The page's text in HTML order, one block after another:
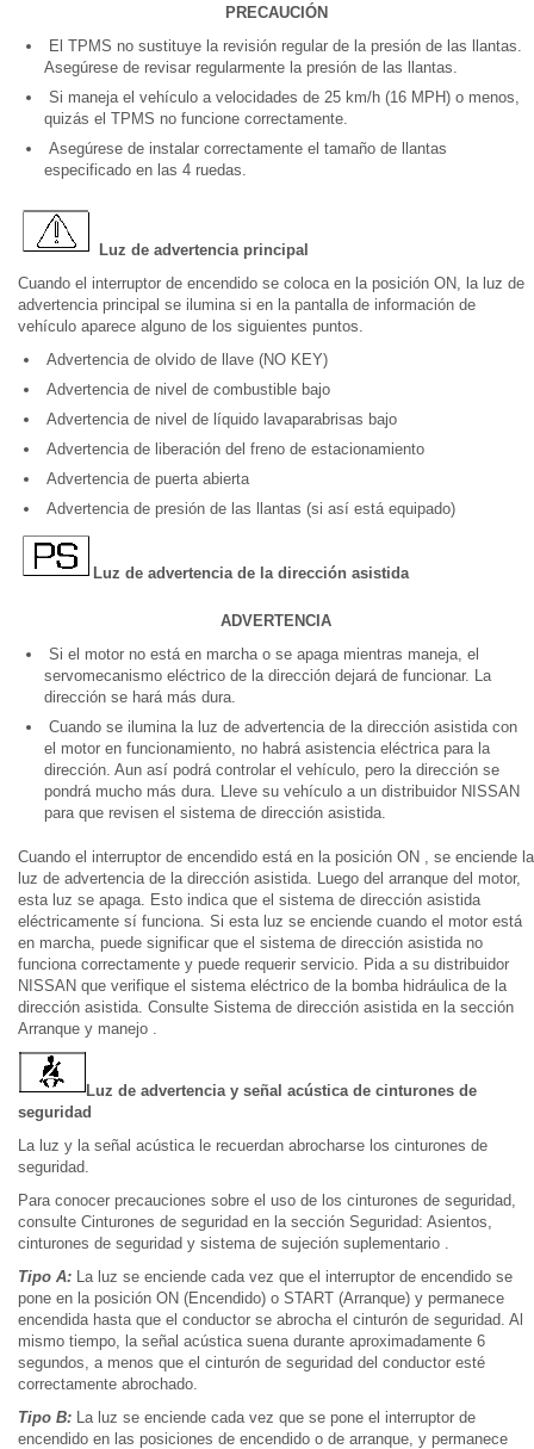
PRECAUCIÓN
El TPMS no sustituye la revisión regular de la presión de las llantas.
Asegúrese de revisar regularmente la presión de las llantas.
Si maneja el vehículo a velocidades de 25 km/h (16 MPH) o menos,
quizás el TPMS no funcione correctamente.
Asegúrese de instalar correctamente el tamaño de llantas
especificado en las 4 ruedas.
Luz de advertencia principal
Cuando el interruptor de encendido se coloca en la posición ON, la luz de
advertencia principal se ilumina si en la pantalla de información de
vehículo aparece alguno de los siguientes puntos.
Advertencia de olvido de llave (NO KEY)
Advertencia de nivel de combustible bajo
Advertencia de nivel de líquido lavaparabrisas bajo
Advertencia de liberación del freno de estacionamiento
Advertencia de puerta abierta
Advertencia de presión de las llantas (si así está equipado)
Luz de advertencia de la dirección asistida
ADVERTENCIA
Si el motor no está en marcha o se apaga mientras maneja, el
servomecanismo eléctrico de la dirección dejará de funcionar. La
dirección se hará más dura.
Cuando se ilumina la luz de advertencia de la dirección asistida con
el motor en funcionamiento, no habrá asistencia eléctrica para la
dirección. Aun así podrá controlar el vehículo, pero la dirección se
pondrá mucho más dura. Lleve su vehículo a un distribuidor NISSAN
para que revisen el sistema de dirección asistida.
Cuando el interruptor de encendido está en la posición ON , se enciende la
luz de advertencia de la dirección asistida. Luego del arranque del motor,
esta luz se apaga. Esto indica que el sistema de dirección asistida
eléctricamente sí funciona. Si esta luz se enciende cuando el motor está
en marcha, puede significar que el sistema de dirección asistida no
funciona correctamente y puede requerir servicio. Pida a su distribuidor
NISSAN que verifique el sistema eléctrico de la bomba hidráulica de la
dirección asistida. Consulte Sistema de dirección asistida en la sección
Arranque y manejo .
Luz de advertencia y señal acústica de cinturones de
seguridad
La luz y la señal acústica le recuerdan abrocharse los cinturones de
seguridad.
Para conocer precauciones sobre el uso de los cinturones de seguridad,
consulte Cinturones de seguridad en la sección Seguridad: Asientos,
cinturones de seguridad y sistema de sujeción suplementario .
Tipo A: La luz se enciende cada vez que el interruptor de encendido se
pone en la posición ON (Encendido) o START (Arranque) y permanece
encendida hasta que el conductor se abrocha el cinturón de seguridad. Al
mismo tiempo, la señal acústica suena durante aproximadamente 6
segundos, a menos que el cinturón de seguridad del conductor esté
correctamente abrochado.
Tipo B: La luz se enciende cada vez que se pone el interruptor de
encendido en las posiciones de encendido o de arranque, y permanece